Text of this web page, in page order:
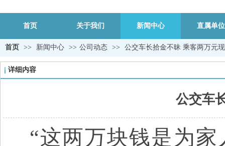
首页 关于我们 新闻中心 直属单位
首页 >> 新闻中心 >> 公司动态 >> 公交车长拾金不昧 乘客两万元
详细内容
公交车
“这两万块钱是为